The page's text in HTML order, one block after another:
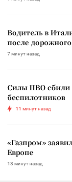
Водитель в
после
7 минут назад
Силы ПВО сбили
беспилотников
11 минут назад
«Газпром»
Европе
13 минут назад